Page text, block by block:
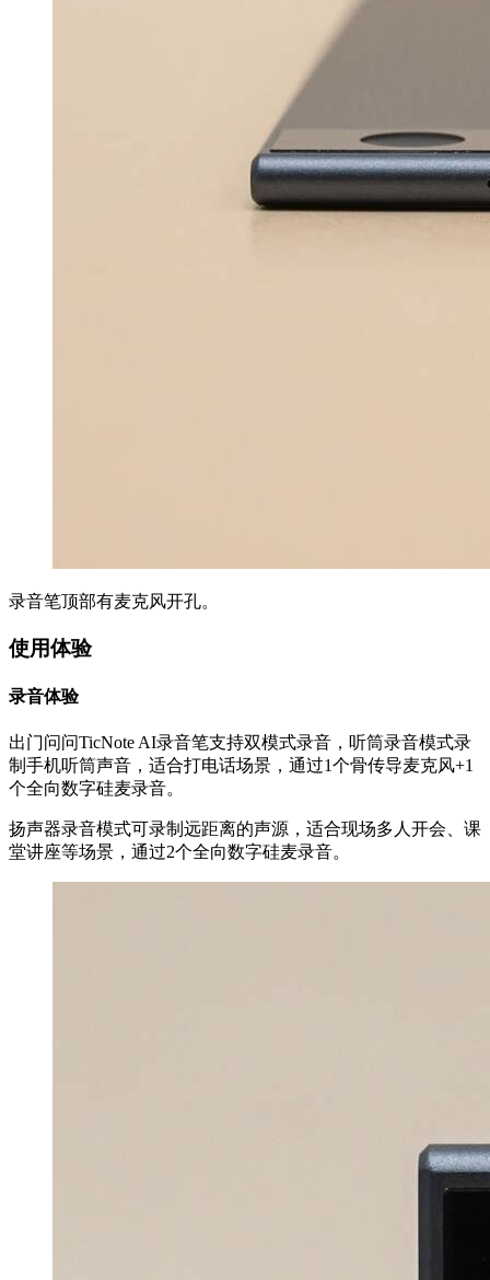
录音笔顶部有麦克风开孔。
使用体验
录音体验
出门问问TicNote AI录音笔支持双模式录音，听筒录音模式录
制手机听筒声音，适合打电话场景，通过1个骨传导麦克风+1
个全向数字硅麦录音。
扬声器录音模式可录制远距离的声源，适合现场多人开会、课
堂讲座等场景，通过2个全向数字硅麦录音。